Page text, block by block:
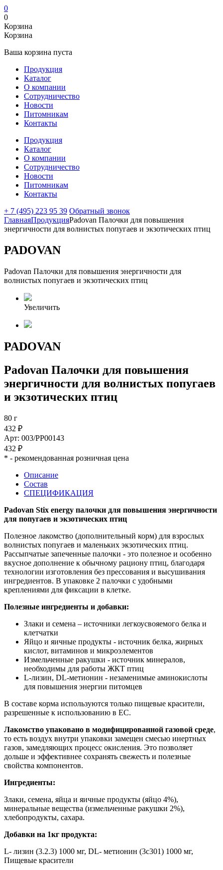
0
0
Корзина
Корзина
Ваша корзина пуста
Продукция
Каталог
О компании
Сотрудничество
Новости
Питомникам
Контакты
Продукция
Каталог
О компании
Сотрудничество
Новости
Питомникам
Контакты
+ 7 (495) 223 95 39 Обратный звонок
ГлавнаяПродукцияPadovan Палочки для повышения
энергичности для волнистых попугаев и экзотических птиц
PADOVAN
Padovan Палочки для повышения энергичности для
волнистых попугаев и экзотических птиц
Увеличить
PADOVAN
Padovan Палочки для повышения
энергичности для волнистых попугаев
и экзотических птиц
80 г
432 ₽
Арт: 003/PP00143
432 ₽
* - рекомендованная розничная цена
Описание
Состав
СПЕЦИФИКАЦИЯ
Padovan Stix energy палочки для повышения энергичности
для попугаев и экзотических птиц
Полезное лакомство (дополнительный корм) для взрослых
волнистых попугаев и маленьких экзотических птиц.
Рассыпчатые запеченные палочки - это полезное и особенно
вкусное дополнение к обычному рациону птиц, благодаря
технологии изготовления без прессования и высушивания
ингредиентов. В упаковке 2 палочки с удобными
креплениями для фиксации в клетке.
Полезные ингредиенты и добавки:
Злаки и семена – источники легкоусвояемого белка и
клетчатки
Яйцо и яичные продукты - источник белка, жирных
кислот, витаминов и микроэлементов
Измельченные ракушки - источник минералов,
необходимы для работы ЖКТ птиц
L-лизин, DL-метионин - незаменимые аминокислоты
для повышения энергии питомцев
В составе корма используются только пищевые красители,
разрешенные к использованию в ЕС.
Лакомство упаковано в модифицированной газовой среде,
то есть воздух внутри упаковки замещен смесью инертных
газов, замедляющих процесс окисления. Это позволяет
дольше и эффективнее сохранять свежесть и полезные
свойства компонентов.
Ингредиенты:
Злаки, семена, яйца и яичные продукты (яйцо 4%),
минеральные вещества (измельченные ракушки 2%),
хлебопродукты, сахара.
Добавки на 1кг продукта:
L- лизин (3.2.3) 1000 мг, DL- метионин (3c301) 1000 мг,
Пищевые красители